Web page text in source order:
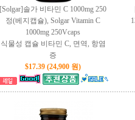
[Solgar]솔가 비타민 C 1000mg 250
정(베지캡슐), Solgar Vitamin C
1000mg 250Vcaps
식물성 캡슐 비타민 C, 면역, 항염
증
$17.39 (24,900 원)